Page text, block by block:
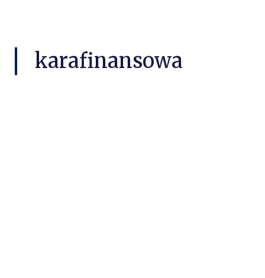
karafinansowa